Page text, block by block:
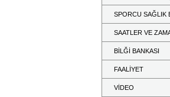
SPORCU SAĞLIK
SAATLER VE
BİLĞİ BANKASI
FAALİYET
VİDEO